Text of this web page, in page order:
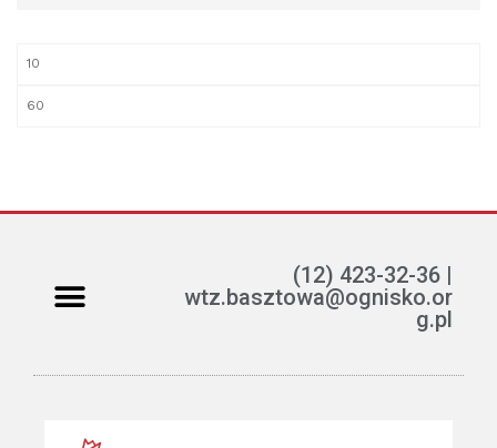
(12) 423-32-36 |
wtz.basztowa@ognisko.or
g.pl